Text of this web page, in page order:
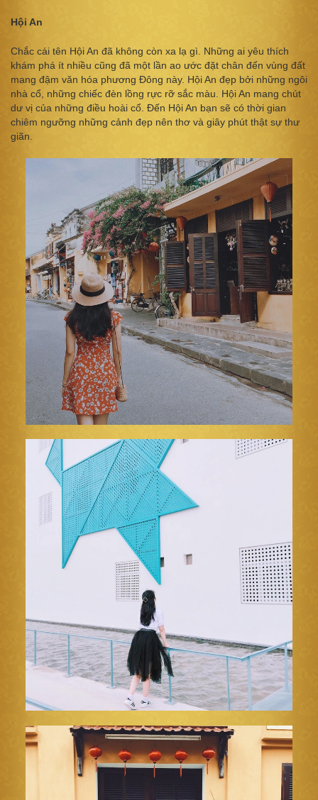
Hội An
Chắc cái tên Hội An đã không còn xa lạ gì. Những ai yêu thích
khám phá ít nhiều cũng đã một lần ao ước đặt chân đến vùng đất
mang đậm văn hóa phương Đông này. Hội An đẹp bởi những ngôi
nhà cổ, những chiếc đèn lồng rực rỡ sắc màu. Hội An mang chút
dư vị của những điều hoài cổ. Đến Hội An bạn sẽ có thời gian
chiêm ngưỡng những cảnh đẹp nên thơ và giây phút thật sự thư
giãn.